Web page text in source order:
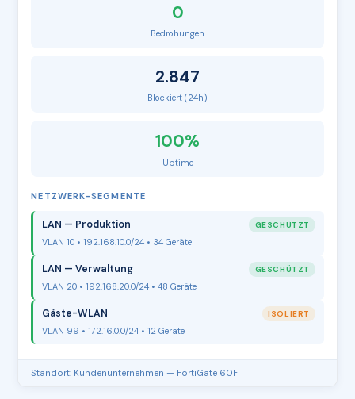
0
Bedrohungen
2.847
Blockiert (24h)
100%
Uptime
NETZWERK-SEGMENTE
LAN — Produktion GESCHÜTZT
VLAN 10 • 192.168.10.0/24 • 34 Geräte
LAN — Verwaltung GESCHÜTZT
VLAN 20 • 192.168.20.0/24 • 48 Geräte
Gäste-WLAN ISOLIERT
VLAN 99 • 172.16.0.0/24 • 12 Geräte
Standort: Kundenunternehmen — FortiGate 60F